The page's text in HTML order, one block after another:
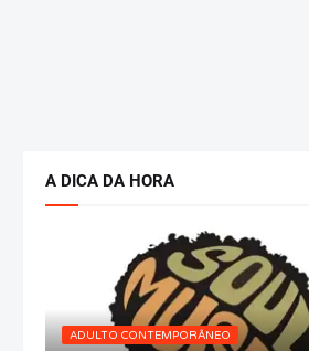
A DICA DA HORA
ADULTO CONTEMPORÂNEO